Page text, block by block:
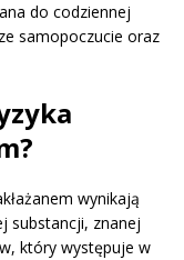
do codziennej
samopoczucie oraz
wynikają
substancji, znanej
który występuje w